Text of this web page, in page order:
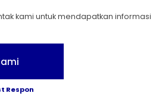
kami untuk mendapatkan informasi
Respon